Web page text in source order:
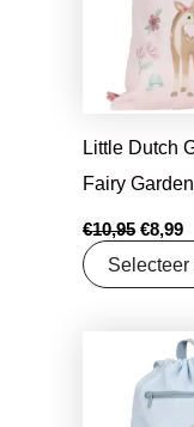
Little Dutch
Fairy Garden
€10,95 €8,99
Selecteer
prijs
was:
€10,99.